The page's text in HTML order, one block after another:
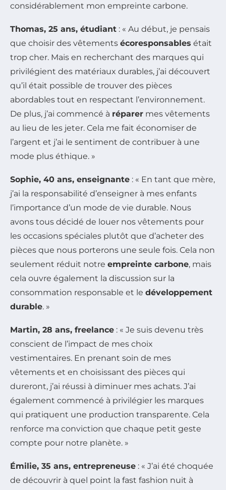
considérablement mon empreinte carbone.
Thomas, 25 ans, étudiant : « Au début, je pensais
que choisir des vêtements écoresponsables était
trop cher. Mais en recherchant des marques qui
privilégient des matériaux durables, j’ai découvert
qu’il était possible de trouver des pièces
abordables tout en respectant l’environnement.
De plus, j’ai commencé à réparer mes vêtements
au lieu de les jeter. Cela me fait économiser de
l’argent et j’ai le sentiment de contribuer à une
mode plus éthique. »
Sophie, 40 ans, enseignante : « En tant que mère,
j’ai la responsabilité d’enseigner à mes enfants
l’importance d’un mode de vie durable. Nous
avons tous décidé de louer nos vêtements pour
les occasions spéciales plutôt que d’acheter des
pièces que nous porterons une seule fois. Cela non
seulement réduit notre empreinte carbone, mais
cela ouvre également la discussion sur la
consommation responsable et le développement
durable. »
Martin, 28 ans, freelance : « Je suis devenu très
conscient de l’impact de mes choix
vestimentaires. En prenant soin de mes
vêtements et en choisissant des pièces qui
dureront, j’ai réussi à diminuer mes achats. J’ai
également commencé à privilégier les marques
qui pratiquent une production transparente. Cela
renforce ma conviction que chaque petit geste
compte pour notre planète. »
Émilie, 35 ans, entrepreneuse : « J’ai été choquée
de découvrir à quel point la fast fashion nuit à